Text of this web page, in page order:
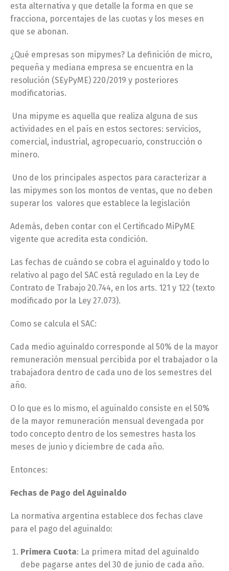
esta alternativa y que detalle la forma en que se
fracciona, porcentajes de las cuotas y los meses en
que se abonan.
¿Qué empresas son mipymes? La definición de micro,
pequeña y mediana empresa se encuentra en la
resolución (SEyPyME) 220/2019 y posteriores
modificatorias.
Una mipyme es aquella que realiza alguna de sus
actividades en el país en estos sectores: servicios,
comercial, industrial, agropecuario, construcción o
minero.
Uno de los principales aspectos para caracterizar a
las mipymes son los montos de ventas, que no deben
superar los valores que establece la legislación
Además, deben contar con el Certificado MiPyME
vigente que acredita esta condición.
Las fechas de cuándo se cobra el aguinaldo y todo lo
relativo al pago del SAC está regulado en la Ley de
Contrato de Trabajo 20.744, en los arts. 121 y 122 (texto
modificado por la Ley 27.073).
Como se calcula el SAC:
Cada medio aguinaldo corresponde al 50% de la mayor
remuneración mensual percibida por el trabajador o la
trabajadora dentro de cada uno de los semestres del
año.
O lo que es lo mismo, el aguinaldo consiste en el 50%
de la mayor remuneración mensual devengada por
todo concepto dentro de los semestres hasta los
meses de junio y diciembre de cada año.
Entonces:
Fechas de Pago del Aguinaldo
La normativa argentina establece dos fechas clave
para el pago del aguinaldo:
Primera Cuota: La primera mitad del aguinaldo
debe pagarse antes del 30 de junio de cada año.